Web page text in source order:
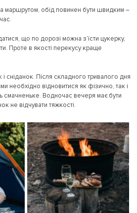
маршрутом, обід повинен бути швидким –
що по дорозі можна з’їсти цукерку,
Проте в якості перекусу краще
сніданок. Після складного тривалого дня
необхідно відновитися як фізично, так і
смачненьке. Водночас вечеря має бути
не відчувати тяжкості.